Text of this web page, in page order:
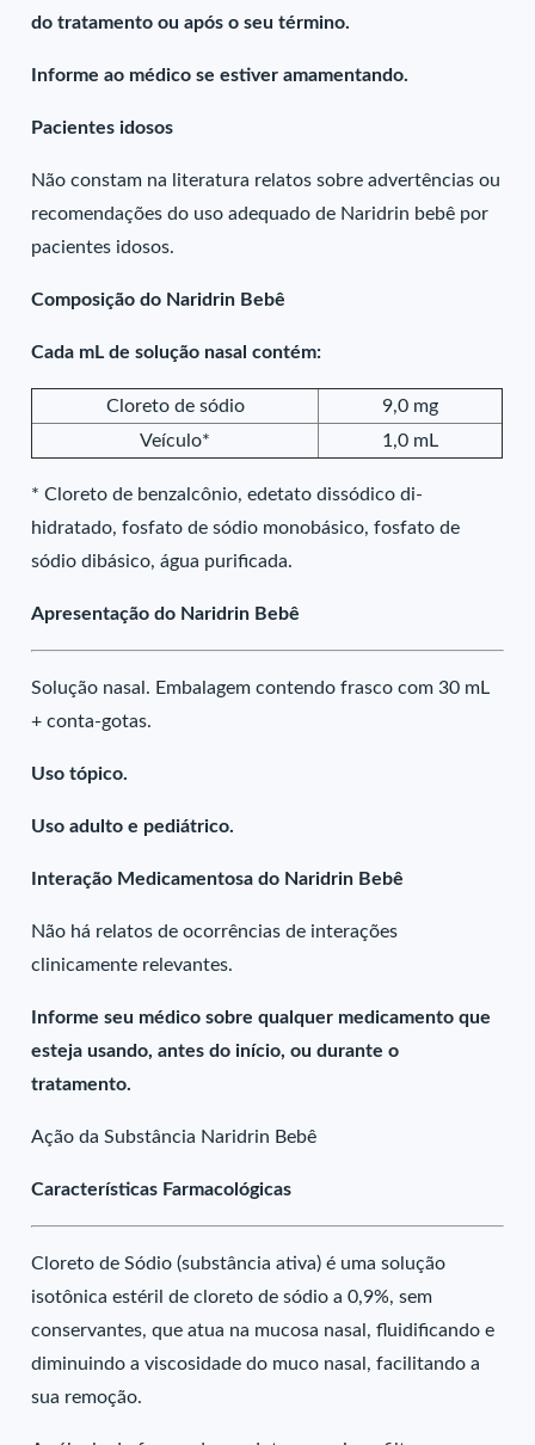
do tratamento ou após o seu término.
Informe ao médico se estiver amamentando.
Pacientes idosos
Não constam na literatura relatos sobre advertências ou
recomendações do uso adequado de Naridrin bebê por
pacientes idosos.
Composição do Naridrin Bebê
Cada mL de solução nasal contém:
Cloreto de sódio
9,0 mg
Veículo*
1,0 mL
* Cloreto de benzalcônio, edetato dissódico di-
hidratado, fosfato de sódio monobásico, fosfato de
sódio dibásico, água purificada.
Apresentação do Naridrin Bebê
Solução nasal. Embalagem contendo frasco com 30 mL
+ conta-gotas.
Uso tópico.
Uso adulto e pediátrico.
Interação Medicamentosa do Naridrin Bebê
Não há relatos de ocorrências de interações
clinicamente relevantes.
Informe seu médico sobre qualquer medicamento que
esteja usando, antes do início, ou durante o
tratamento.
Ação da Substância Naridrin Bebê
Características Farmacológicas
Cloreto de Sódio (substância ativa) é uma solução
isotônica estéril de cloreto de sódio a 0,9%, sem
conservantes, que atua na mucosa nasal, fluidificando e
diminuindo a viscosidade do muco nasal, facilitando a
sua remoção.